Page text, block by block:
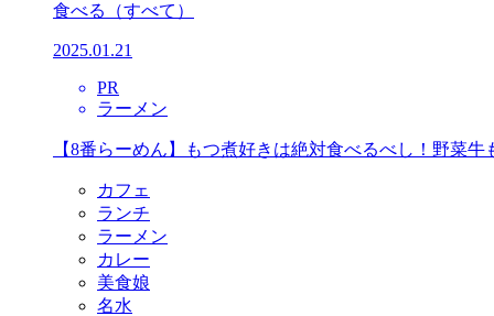
食べる （すべて）
2025.01.21
PR
ラーメン
【8番らーめん】もつ煮好きは絶対食べるべし！野菜
カフェ
ランチ
ラーメン
カレー
美食娘
名水